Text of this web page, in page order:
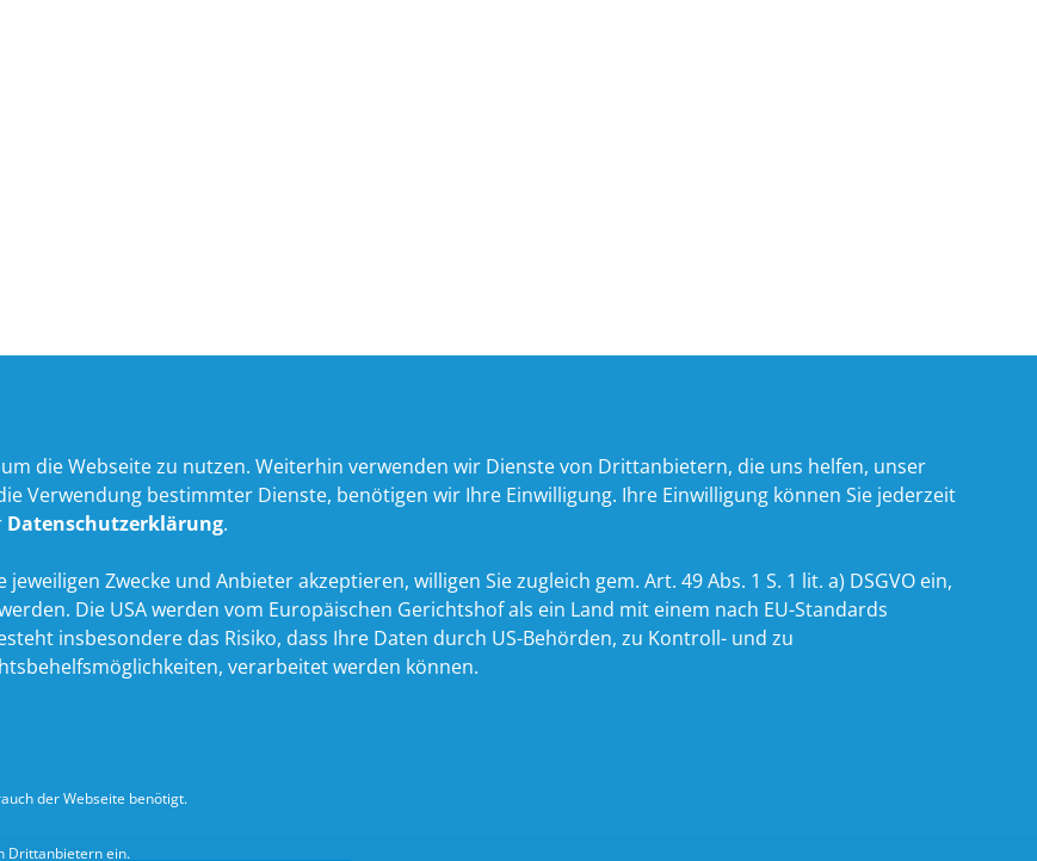
die Webseite zu nutzen. Weiterhin verwenden wir Dienste von Drittanbietern, die uns helfen, unser
Verwendung bestimmter Dienste, benötigen wir Ihre Einwilligung. Ihre Einwilligung können Sie jederzeit
Datenschutzerklärung.
jeweiligen Zwecke und Anbieter akzeptieren, willigen Sie zugleich gem. Art. 49 Abs. 1 S. 1 lit. a) DSGVO ein,
Die USA werden vom Europäischen Gerichtshof als ein Land mit einem nach EU-Standards
insbesondere das Risiko, dass Ihre Daten durch US-Behörden, zu Kontroll- und zu
verarbeitet werden können.
der Webseite benötigt.
Drittanbietern ein.